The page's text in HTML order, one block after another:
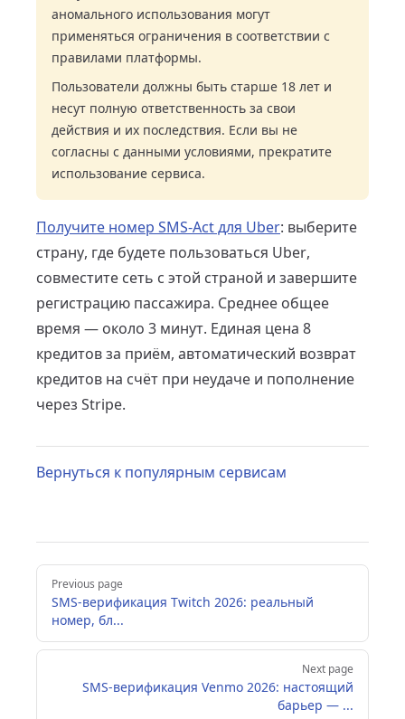
аномального использования могут
применяться ограничения в соответствии с
правилами платформы.
Пользователи должны быть старше 18 лет и
несут полную ответственность за свои
действия и их последствия. Если вы не
согласны с данными условиями, прекратите
использование сервиса.
Получите номер SMS-Act для Uber: выберите
страну, где будете пользоваться Uber,
совместите сеть с этой страной и завершите
регистрацию пассажира. Среднее общее
время — около 3 минут. Единая цена 8
кредитов за приём, автоматический возврат
кредитов на счёт при неудаче и пополнение
через Stripe.
Вернуться к популярным сервисам
Pager
Previous page
SMS-верификация Twitch 2026: реальный
номер, бл...
Next page
SMS-верификация Venmo 2026: настоящий
барьер — ...